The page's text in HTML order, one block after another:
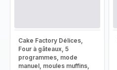
Cake Factory Délices,
Four à gâteaux, 5
programmes, mode
manuel, moules muffins,